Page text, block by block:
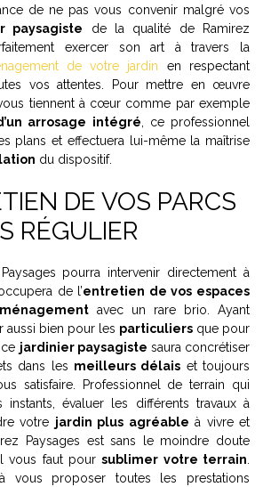
de ne pas vous convenir malgré vos
paysagiste de la qualité de Ramirez
exercer son art à travers la
de votre jardin en respectant
vos attentes. Pour mettre en œuvre
tiennent à cœur comme par exemple
arrosage intégré, ce professionnel
plans et effectuera lui-même la maîtrise
du dispositif.
DE VOS PARCS
RÉGULIER
pourra intervenir directement à
de l’entretien de vos espaces
avec un rare brio. Ayant
aussi bien pour les particuliers que pour
ce jardinier paysagiste saura concrétiser
dans les meilleurs délais et toujours
satisfaire. Professionnel de terrain qui
instants, évaluer les différents travaux à
votre jardin plus agréable à vivre et
Paysages est sans le moindre doute
vous faut poursublimer votre terrain.
vous proposer toutes les prestations